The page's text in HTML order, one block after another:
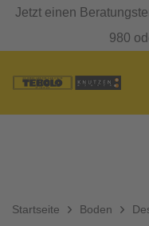
Jetzt einen
980
Startseite Boden